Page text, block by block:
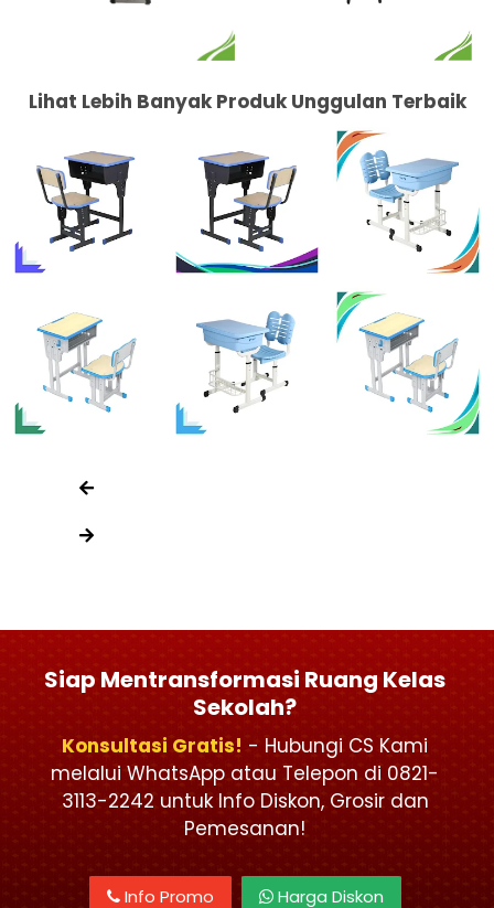
Lihat Lebih Banyak Produk Unggulan Terbaik
Siap Mentransformasi Ruang Kelas
Sekolah?
Konsultasi Gratis! - Hubungi CS Kami
melalui WhatsApp atau Telepon di 0821-
3113-2242 untuk Info Diskon, Grosir dan
Pemesanan!
Info Promo Harga Diskon